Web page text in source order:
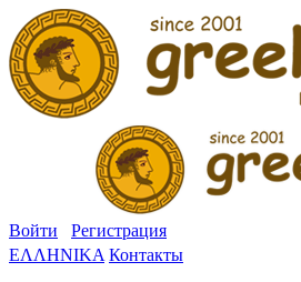
Войти
Регистрация
ΕΛΛΗΝΙΚΑ Контакты